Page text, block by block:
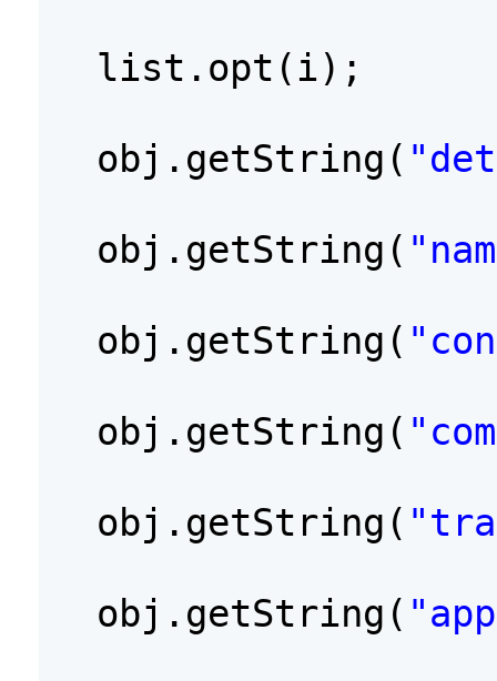
list.opt(i);
obj.getString(
obj.getString(
obj.getString(
obj.getString(
obj.getString(
obj.getString(